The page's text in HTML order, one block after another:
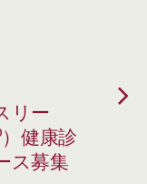
ー
健康診
ス募集